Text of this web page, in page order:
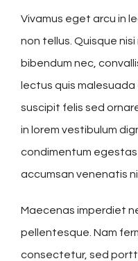
Vivamus eget arcu in
non tellus. Quisque
bibendum nec,
lectus quis
suscipit felis sed
in lorem vestibulum
condimentum
accumsan venenatis
Maecenas imperdiet
pellentesque. Nam
consectetur, sed